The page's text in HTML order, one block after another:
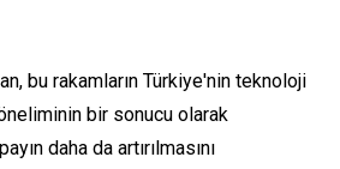
bu rakamların Türkiye'nin teknoloji
bir sonucu olarak
daha da artırılmasını